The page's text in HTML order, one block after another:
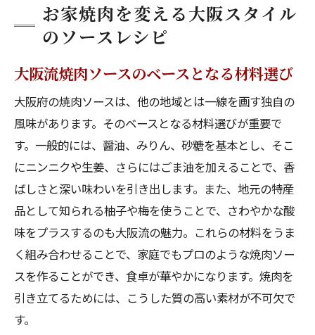
お家焼肉を変える大阪スタイル
のソースレシピ
大阪流焼肉ソースのベースとなる材料選び
大阪府の焼肉ソースは、他の地域とは一線を画す独自の
風味があります。そのベースとなる材料選びが重要で
す。一般的には、醤油、みりん、砂糖を基本とし、そこ
にニンニクや生姜、さらにはごま油を加えることで、香
ばしさと深い味わいを引き出します。また、地元の特産
品として知られる柚子や梅を使うことで、さわやかな酸
味をプラスするのも大阪流の魅力。これらの材料をうま
く組み合わせることで、家庭でもプロのような焼肉ソー
スを作ることができ、食卓が華やかになります。焼肉を
引き立てるためには、こうした質の高い素材が不可欠で
す。